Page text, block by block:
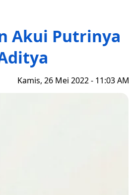
Akui Putrinya
Kamis, 26 Mei 2022 - 11:03 AM